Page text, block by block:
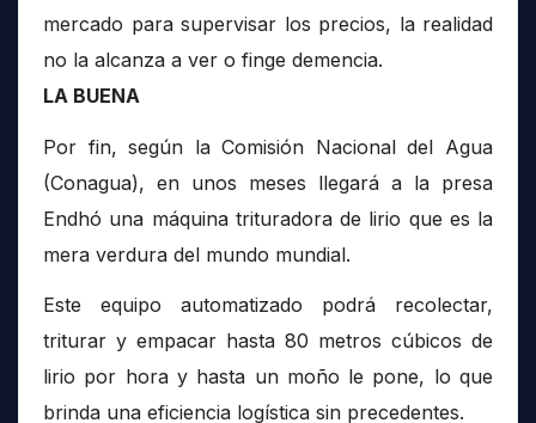
mercado para supervisar los precios, la realidad
no la alcanza a ver o finge demencia.
LA BUENA
Por fin, según la Comisión Nacional del Agua
(Conagua), en unos meses llegará a la presa
Endhó una máquina trituradora de lirio que es la
mera verdura del mundo mundial.
Este equipo automatizado podrá recolectar,
triturar y empacar hasta 80 metros cúbicos de
lirio por hora y hasta un moño le pone, lo que
brinda una eficiencia logística sin precedentes.